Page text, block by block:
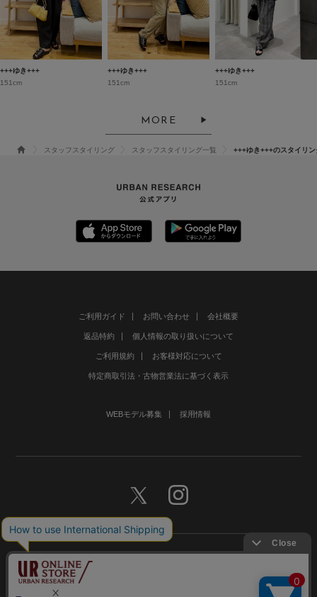
+++ゆき+++
151cm
+++ゆき+++
151cm
+++ゆき+++
151cm
MORE
スタッフスタイリング スタッフスタイリング一覧 +++ゆき+++のスタイリン
ご利用ガイド お問い合わせ 会社概要
返品特約 個人情報の取り扱いについて
ご利用規約 お客様対応について
特定商取引法・古物営業法に基づく表示
WEBモデル募集 採用情報